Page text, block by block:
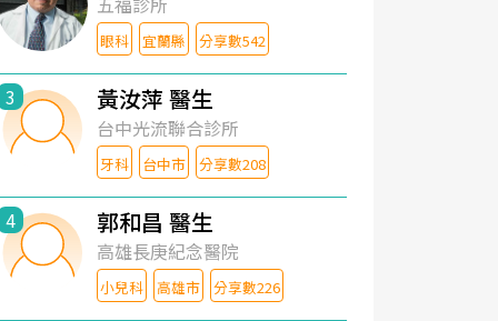
眼科 宜蘭縣 分享數542
3 黃汝萍 醫生
台中光流聯合診所
牙科 台中市 分享數208
4 郭和昌 醫生
高雄長庚紀念醫院
小兒科 高雄市 分享數226